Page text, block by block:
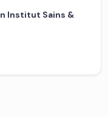
Institut Sains &